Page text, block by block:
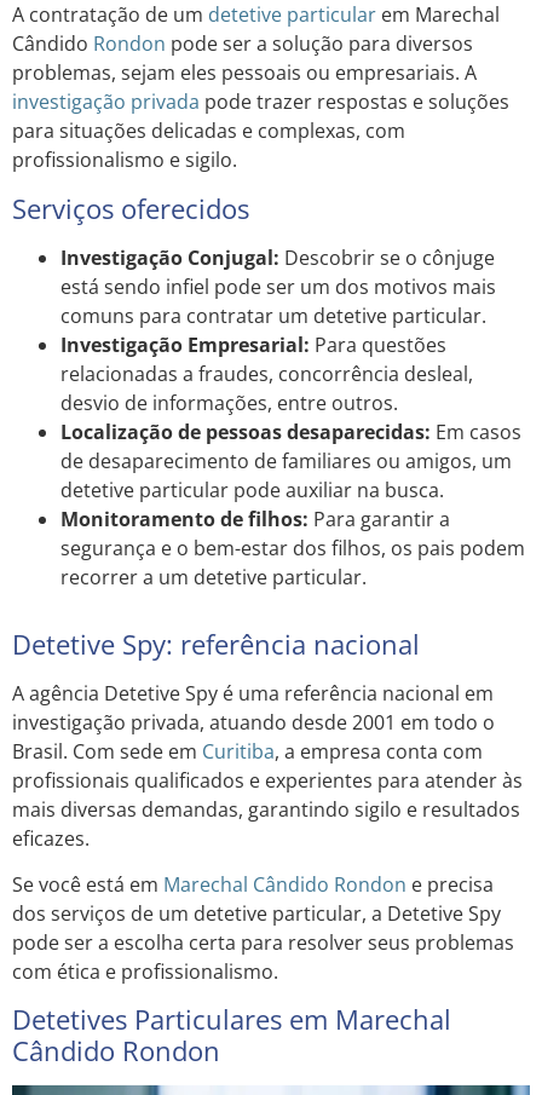
A contratação de um detetive particular em Marechal
Cândido Rondon pode ser a solução para diversos
problemas, sejam eles pessoais ou empresariais. A
investigação privada pode trazer respostas e soluções
para situações delicadas e complexas, com
profissionalismo e sigilo.
Serviços oferecidos
Investigação Conjugal: Descobrir se o cônjuge
está sendo infiel pode ser um dos motivos mais
comuns para contratar um detetive particular.
Investigação Empresarial: Para questões
relacionadas a fraudes, concorrência desleal,
desvio de informações, entre outros.
Localização de pessoas desaparecidas: Em casos
de desaparecimento de familiares ou amigos, um
detetive particular pode auxiliar na busca.
Monitoramento de filhos: Para garantir a
segurança e o bem-estar dos filhos, os pais podem
recorrer a um detetive particular.
Detetive Spy: referência nacional
A agência Detetive Spy é uma referência nacional em
investigação privada, atuando desde 2001 em todo o
Brasil. Com sede em Curitiba, a empresa conta com
profissionais qualificados e experientes para atender às
mais diversas demandas, garantindo sigilo e resultados
eficazes.
Se você está em Marechal Cândido Rondon e precisa
dos serviços de um detetive particular, a Detetive Spy
pode ser a escolha certa para resolver seus problemas
com ética e profissionalismo.
Detetives Particulares em Marechal
Cândido Rondon